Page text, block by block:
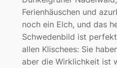
Ferienhäuschen und
noch ein Elch, und das
Schwedenbild ist
allen Klischees: Sie
aber die Wirklichkeit ist